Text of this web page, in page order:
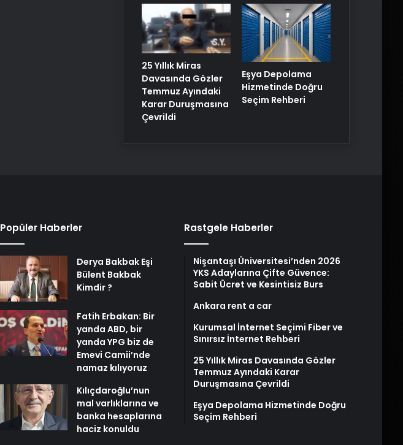
25 Yıllık Miras
Davasında Gözler
Temmuz Ayındaki
Karar Duruşmasına
Çevrildi
Eşya Depolama
Hizmetinde Doğru
Seçim Rehberi
Popüler Haberler
Derya Bakbak Eşi
Bülent Bakbak
Kimdir ?
Fatih Erbakan: Bir
yanda ABD, bir
yanda YPG biz de
Emevi Camii’nde
namaz kılıyoruz
Kılıçdaroğlu’nun
mal varlıklarına ve
banka hesaplarına
haciz konuldu
Rastgele Haberler
Nişantaşı Üniversitesi’nden 2026
YKS Adaylarına Çifte Güvence:
Sabit Ücret ve Kesintisiz Burs
Ankara rent a car
Kurumsal İnternet Seçimi Fiber ve
Sınırsız İnternet Rehberi
25 Yıllık Miras Davasında Gözler
Temmuz Ayındaki Karar
Duruşmasına Çevrildi
Eşya Depolama Hizmetinde Doğru
Seçim Rehberi